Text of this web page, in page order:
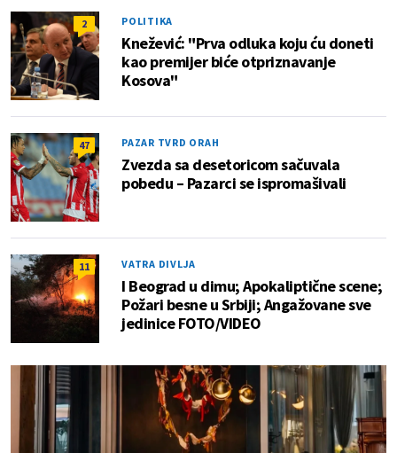
2 POLITIKA
Knežević: "Prva odluka koju ću doneti
kao premijer biće otpriznavanje
Kosova"
47 PAZAR TVRD ORAH
Zvezda sa desetoricom sačuvala
pobedu – Pazarci se ispromašivali
11 VATRA DIVLJA
I Beograd u dimu; Apokaliptične scene;
Požari besne u Srbiji; Angažovane sve
jedinice FOTO/VIDEO